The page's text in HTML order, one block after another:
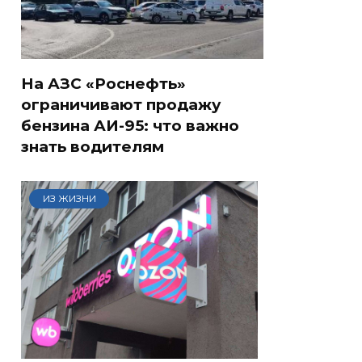
На АЗС «Роснефть»
ограничивают продажу
бензина АИ-95: что важно
знать водителям
ИЗ ЖИЗНИ